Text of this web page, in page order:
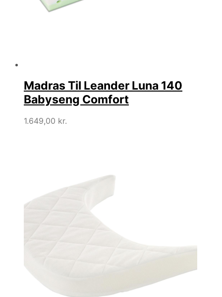
Madras Til Leander Luna 140
Babyseng Comfort
1.649,00 kr.